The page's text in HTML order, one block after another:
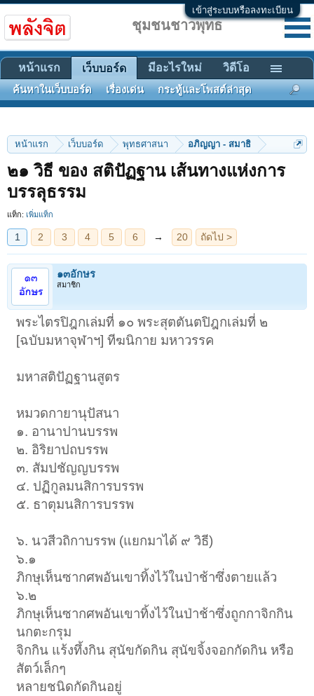
เข้าสู่ระบบหรือลงทะเบียน
หน้าแรก เว็บบอร์ด พุทธศาสนา อภิญญา - สมาธิ
๒๑ วิธี ของ สติปัฏฐาน เส้นทางแห่งการ
บรรลุธรรม
แท็ก: เพิ่มแท็ก
1 2 3 4 5 6 → 20 ถัดไป >
๑๓อักษร
สมาชิก
พระไตรปิฎกเล่มที่ ๑๐ พระสุตตันตปิฎกเล่มที่ ๒
[ฉบับมหาจุฬาฯ] ทีฆนิกาย มหาวรรค
มหาสติปัฏฐานสูตร
หมวดกายานุปัสนา
๑. อานาปานบรรพ
๒. อิริยาปถบรรพ
๓. สัมปชัญญบรรพ
๔. ปฏิกูลมนสิการบรรพ
๕. ธาตุมนสิการบรรพ
๖. นวสีวถิกาบรรพ (แยกมาได้ ๙ วิธี)
๖.๑
ภิกษุเห็นซากศพอันเขาทิ้งไว้ในป่าช้าซึ่งตายแล้ว
๖.๒
ภิกษุเห็นซากศพอันเขาทิ้งไว้ในป่าช้าซึ่งถูกกาจิกกิน
นกตะกรุม
จิกกิน แร้งทึ้งกิน สุนัขกัดกิน สุนัขจิ้งจอกกัดกิน หรือ
สัตว์เล็กๆ
หลายชนิดกัดกินอยู่
ชุมชนชาวพุทธ
หน้าแรก เว็บบอร์ด
ค้นหาในเว็บบอร์ด เรื่องเด่น กระทู้และโพสต์ล่าสุด
มีอะไรใหม่ วิดีโอ